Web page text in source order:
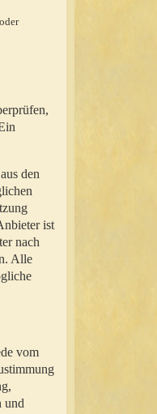
den
ist
nach
Alle
vom
und